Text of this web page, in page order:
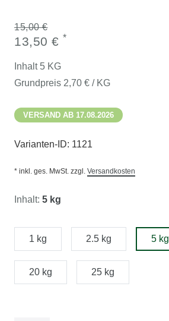
15,00 €
13,50 € *
Inhalt 5 KG
Grundpreis 2,70 € / KG
VERSAND AB 17.08.2026
Varianten-ID: 1121
* inkl. ges. MwSt. zzgl. Versandkosten
Inhalt: 5 kg
1 kg 2.5 kg 5 kg
20 kg 25 kg